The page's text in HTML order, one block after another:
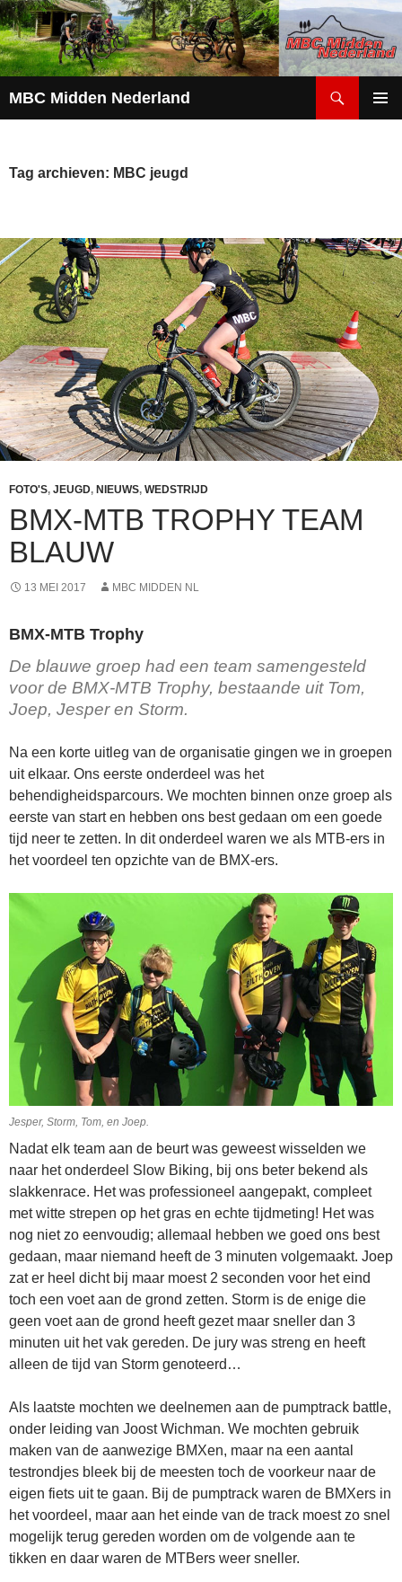
MBC Midden Nederland
INHOUD
Tag archieven: MBC jeugd
FOTO'S, JEUGD, NIEUWS, WEDSTRIJD
BMX-MTB TROPHY TEAM
BLAUW
13 MEI 2017 MBC MIDDEN NL
BMX-MTB Trophy
De blauwe groep had een team samengesteld
voor de BMX-MTB Trophy, bestaande uit Tom,
Joep, Jesper en Storm.
Na een korte uitleg van de organisatie gingen we in groepen
uit elkaar. Ons eerste onderdeel was het
behendigheidsparcours. We mochten binnen onze groep als
eerste van start en hebben ons best gedaan om een goede
tijd neer te zetten. In dit onderdeel waren we als MTB-ers in
het voordeel ten opzichte van de BMX-ers.
Jesper, Storm, Tom, en Joep.
Nadat elk team aan de beurt was geweest wisselden we
naar het onderdeel Slow Biking, bij ons beter bekend als
slakkenrace. Het was professioneel aangepakt, compleet
met witte strepen op het gras en echte tijdmeting! Het was
nog niet zo eenvoudig; allemaal hebben we goed ons best
gedaan, maar niemand heeft de 3 minuten volgemaakt. Joep
zat er heel dicht bij maar moest 2 seconden voor het eind
toch een voet aan de grond zetten. Storm is de enige die
geen voet aan de grond heeft gezet maar sneller dan 3
minuten uit het vak gereden. De jury was streng en heeft
alleen de tijd van Storm genoteerd…
Als laatste mochten we deelnemen aan de pumptrack battle,
onder leiding van Joost Wichman. We mochten gebruik
maken van de aanwezige BMXen, maar na een aantal
testrondjes bleek bij de meesten toch de voorkeur naar de
eigen fiets uit te gaan. Bij de pumptrack waren de BMXers in
het voordeel, maar aan het einde van de track moest zo snel
mogelijk terug gereden worden om de volgende aan te
tikken en daar waren de MTBers weer sneller.